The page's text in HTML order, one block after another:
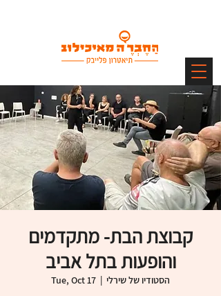
קבוצת הבת- מתקדמים
והופעות בתל אביב
Tue, Oct 17
  |
הסטודיו של שירלי